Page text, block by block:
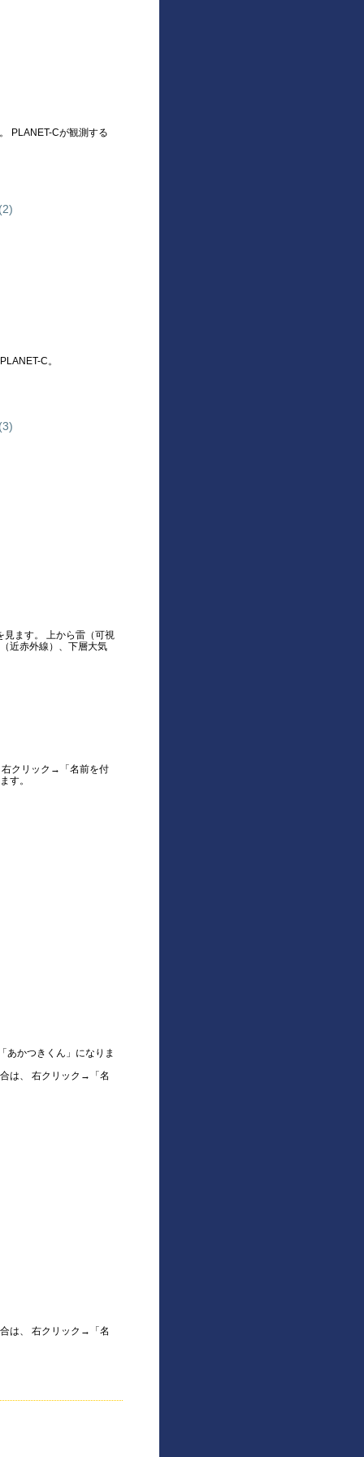
PLANET-Cが観測する
C。
見ます。 上から雷（可視
近赤外線）、下層大気
右クリック→「名前を付
す。
あかつきくん」になりま
は、 右クリック→「名
は、 右クリック→「名